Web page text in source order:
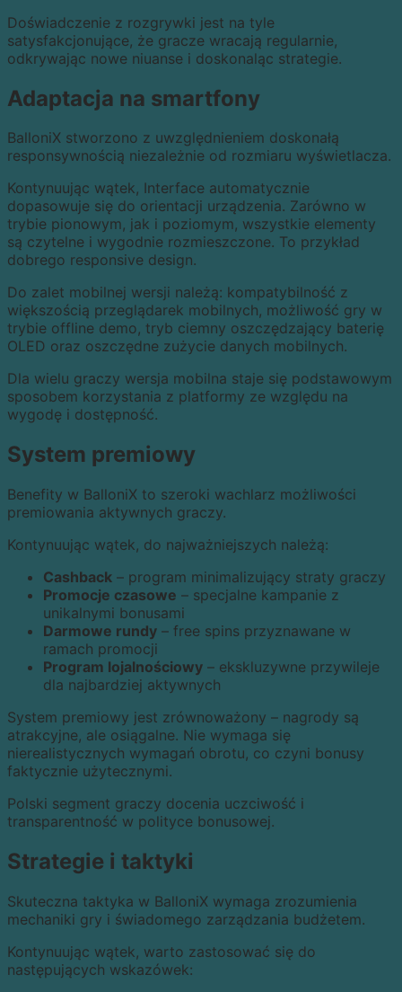
Doświadczenie z rozgrywki jest na tyle
satysfakcjonujące, że gracze wracają regularnie,
odkrywając nowe niuanse i doskonaląc strategie.
Adaptacja na smartfony
BalloniX stworzono z uwzględnieniem doskonałą
responsywnością niezależnie od rozmiaru wyświetlacza.
Kontynuując wątek, Interface automatycznie
dopasowuje się do orientacji urządzenia. Zarówno w
trybie pionowym, jak i poziomym, wszystkie elementy
są czytelne i wygodnie rozmieszczone. To przykład
dobrego responsive design.
Do zalet mobilnej wersji należą: kompatybilność z
większością przeglądarek mobilnych, możliwość gry w
trybie offline demo, tryb ciemny oszczędzający baterię
OLED oraz oszczędne zużycie danych mobilnych.
Dla wielu graczy wersja mobilna staje się podstawowym
sposobem korzystania z platformy ze względu na
wygodę i dostępność.
System premiowy
Benefity w BalloniX to szeroki wachlarz możliwości
premiowania aktywnych graczy.
Kontynuując wątek, do najważniejszych należą:
Cashback – program minimalizujący straty graczy
Promocje czasowe – specjalne kampanie z
unikalnymi bonusami
Darmowe rundy – free spins przyznawane w
ramach promocji
Program lojalnościowy – ekskluzywne przywileje
dla najbardziej aktywnych
System premiowy jest zrównoważony – nagrody są
atrakcyjne, ale osiągalne. Nie wymaga się
nierealistycznych wymagań obrotu, co czyni bonusy
faktycznie użytecznymi.
Polski segment graczy docenia uczciwość i
transparentność w polityce bonusowej.
Strategie i taktyki
Skuteczna taktyka w BalloniX wymaga zrozumienia
mechaniki gry i świadomego zarządzania budżetem.
Kontynuując wątek, warto zastosować się do
następujących wskazówek: